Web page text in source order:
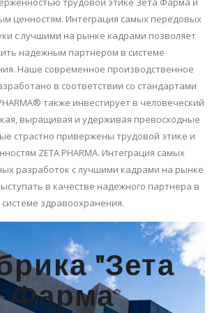
ценностям. Интеграция самых передовых
с лучшими на рынке кадрами позволяет
надежным партнером в системе
Наше современное производственное
в соответствии со стандартами
также инвестирует в человеческий
выращивая и удерживая превосходные
страстно привержены трудовой этике и
ZETA PHARMA. Интеграция самых
разработок с лучшими кадрами на рынке
в качестве надежного партнера в
системе здравоохранения.
"Зета
Фарма